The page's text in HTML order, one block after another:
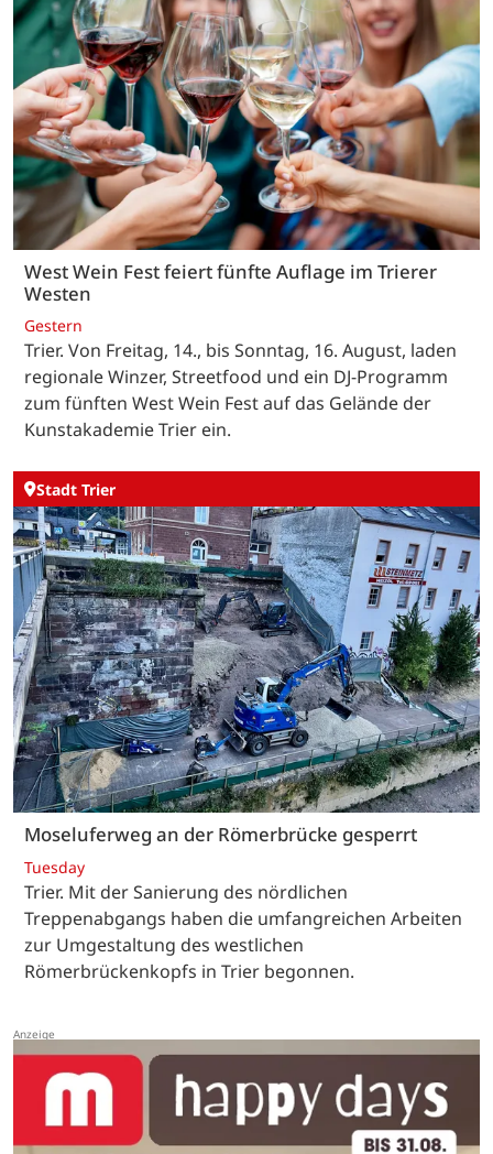
West Wein Fest feiert fünfte Auflage im Trierer
Westen
Gestern
Trier. Von Freitag, 14., bis Sonntag, 16. August, laden
regionale Winzer, Streetfood und ein DJ-Programm
zum fünften West Wein Fest auf das Gelände der
Kunstakademie Trier ein.
Stadt Trier
Moseluferweg an der Römerbrücke gesperrt
Tuesday
Trier. Mit der Sanierung des nördlichen
Treppenabgangs haben die umfangreichen Arbeiten
zur Umgestaltung des westlichen
Römerbrückenkopfs in Trier begonnen.